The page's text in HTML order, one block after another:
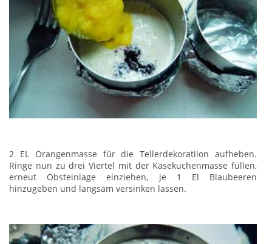
2 EL Orangenmasse für die Tellerdekoratiion aufheben.
Ringe nun zu drei Viertel mit der Käsekuchenmasse füllen,
erneut Obsteinlage einziehen, je 1 El Blaubeeren
hinzugeben und langsam versinken lassen.